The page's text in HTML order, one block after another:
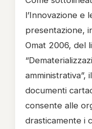
l’Innovazione e
presentazione,
Omat 2006, del
amministrativa”,
documenti
consente alle
drasticamente i